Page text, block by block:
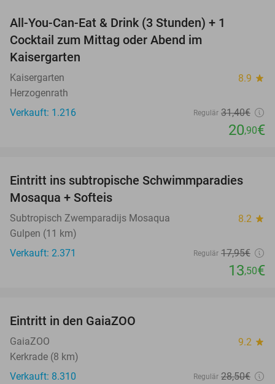
All-You-Can-Eat & Drink (3 Stunden) + 1
Cocktail zum Mittag oder Abend im
Kaisergarten
Kaisergarten 8.9 star
Herzogenrath
Verkauft: 1.216
Regulär 31,40€
20,90€
25%
Eintritt ins subtropische Schwimmparadies
Mosaqua + Softeis
Subtropisch Zwemparadijs Mosaqua 8.2 star
Gulpen (11 km)
Verkauft: 2.371
Regulär 17,95€
13,50€
Eintritt in den GaiaZOO
GaiaZOO 9.2 star
Kerkrade (8 km)
Verkauft: 8.310
Regulär 28,50€